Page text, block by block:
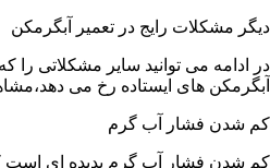
دیگر مشکلات رایج در تعمیر آبگرمکن
در ادامه می توانید سایر مشکلاتی را
آبگرمکن های ایستاده رخ می
کم شدن فشار آب گرم
کم شدن فشار آب گرم پدیده ای است